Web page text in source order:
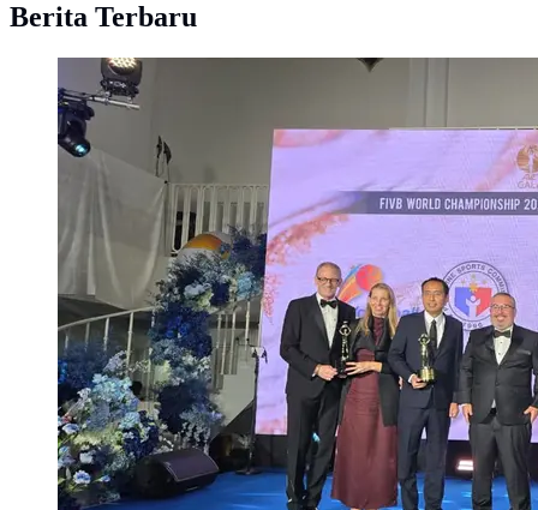
Berita Terbaru